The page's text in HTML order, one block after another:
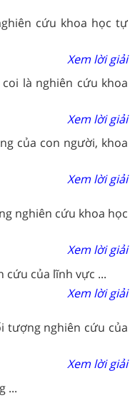
cứu khoa học tự
Xem lời giải
là nghiên cứu khoa
Xem lời giải
của con người, khoa
Xem lời giải
nghiên cứu khoa học
Xem lời giải
cứu của lĩnh vực ...
Xem lời giải
tượng nghiên cứu của
Xem lời giải
...